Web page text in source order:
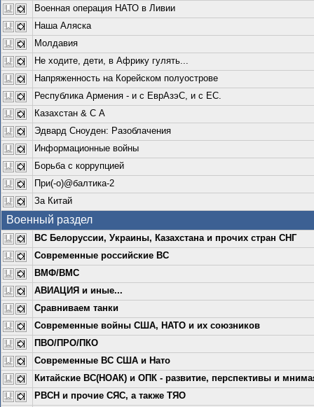
Военная операция НАТО в Ливии
Наша Аляска
Молдавия
Не ходите, дети, в Африку гулять...
Напряженность на Корейском полуострове
Республика Армения - и с ЕврАзэС, и с ЕС.
Казахстан & С А
Эдвард Сноуден: Разоблачения
Информационные войны
Борьба с коррупцией
При(-о)@балтика-2
За Китай
Военный раздел
ВС Белоруссии, Украины, Казахстана и прочих стран СНГ
Современные российские ВС
ВМФ/ВМС
АВИАЦИЯ и иные...
Сравниваем танки
Современные войны США, НАТО и их союзников
ПВО/ПРО/ПКО
Современные ВС США и Нато
Китайские ВС(НОАК) и ОПК - развитие, перспективы и
РВСН и прочие СЯС, а также ТЯО